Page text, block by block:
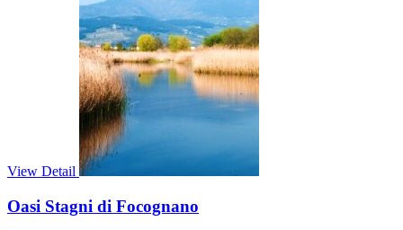
View Detail
Oasi Stagni di Focognano